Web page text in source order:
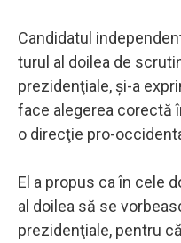
Candidatul
turul al doilea de
prezidenţiale, şi-a
face alegerea corectă
o direcţie pro-
El a propus ca în cele
al doilea să se
prezidenţiale, pentru